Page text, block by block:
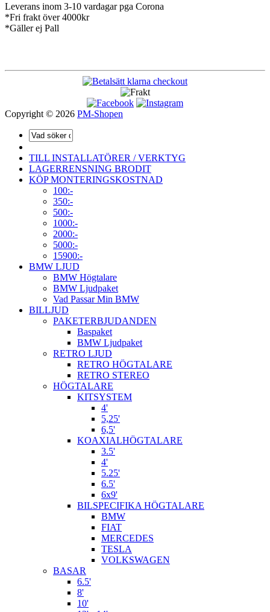
Leverans inom 3-10 vardagar pga Corona
*Fri frakt över 4000kr
*Gäller ej Pall
Copyright © 2026 PM-Shopen
TILL INSTALLATÖRER / VERKTYG
LAGERRENSNING BRODIT
KÖP MONTERINGSKOSTNAD
100:-
350:-
500:-
1000:-
2000:-
5000:-
15900:-
BMW LJUD
BMW Högtalare
BMW Ljudpaket
Vad Passar Min BMW
BILLJUD
PAKETERBJUDANDEN
Baspaket
BMW Ljudpaket
RETRO LJUD
RETRO HÖGTALARE
RETRO STEREO
HÖGTALARE
KITSYSTEM
4'
5,25'
6,5'
KOAXIALHÖGTALARE
3.5'
4'
5.25'
6.5'
6x9'
BILSPECIFIKA HÖGTALARE
BMW
FIAT
MERCEDES
TESLA
VOLKSWAGEN
BASAR
6.5'
8'
10'